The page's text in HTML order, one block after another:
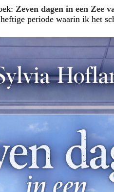
Zeven dagen in een Zee
periode waarin ik het